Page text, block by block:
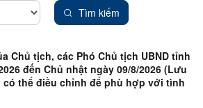
Tìm kiếm
Chủ tịch, các Phó Chủ tịch UBND tỉnh
đến Chủ nhật ngày 09/8/2026 (Lưu
thể điều chỉnh để phù hợp với tình